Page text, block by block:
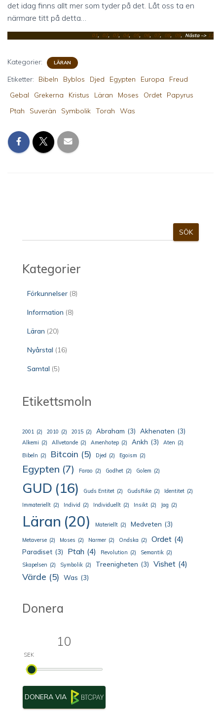
det idag finns allt mer som tyder på det. Låt oss ta en
närmare titt på detta…
01, 02, 03, 04, 05, 06, 07, 08, 09, Nästa –> 11
Kategorier: LÄRAN
Etiketter: Bibeln Byblos Djed Egypten Europa
Freud
Gebal
Grekerna Kristus Läran Moses Ordet
Papyrus
Ptah
Suverän Symbolik Torah Was
ö
SÖK
Kategorier
Förkunnelser (8)
Information (8)
Läran (20)
Nyårstal (16)
Samtal (5)
Etikettsmoln
2001 (2) 2010 (2) 2015 (2) Abraham (3) Akhenaten (3)
Alkemi (2) Allvetande (2) Amenhotep (2) Ankh (3) Aten (2)
Bibeln (2) Bitcoin (5) Djed (2) Egoism (2)
Egypten (7) Farao (2) Godhet (2) Golem (2)
GUD (16) Guds Entitet (2) GudsRike (2) Identitet (2)
Immateriellt (2) Individ (2) Individuellt (2) Insikt (2) Jag (2)
Läran (20) Materiellt (2) Medveten (3)
Metaverse (2) Moses (2) Narmer (2) Ondska (2) Ordet (4)
Paradiset (3) Ptah (4) Revolution (2) Semantik (2)
Skapelsen (2) Symbolik (2) Treenigheten (3) Vishet (4)
Värde (5) Was (3)
Donera
DONERA VIA